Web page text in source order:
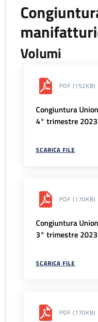
Volumi
PDF (152KB)
Congiuntura
4° trimestre 2023
SCARICA FILE
PDF (170KB)
Congiuntura
3° trimestre 2023
SCARICA FILE
PDF (170KB)